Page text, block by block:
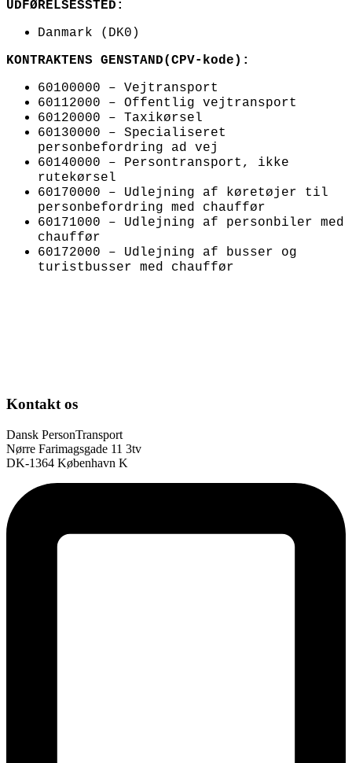
UDFØRELSESSTED:
Danmark (DK0)
KONTRAKTENS GENSTAND(CPV-kode):
60100000 – Vejtransport
60112000 – Offentlig vejtransport
60120000 – Taxikørsel
60130000 – Specialiseret
personbefordring ad vej
60140000 – Persontransport, ikke
rutekørsel
60170000 – Udlejning af køretøjer til
personbefordring med chauffør
60171000 – Udlejning af personbiler med
chauffør
60172000 – Udlejning af busser og
turistbusser med chauffør
Kontakt os
Dansk PersonTransport
Nørre Farimagsgade 11 3tv
DK-1364 København K